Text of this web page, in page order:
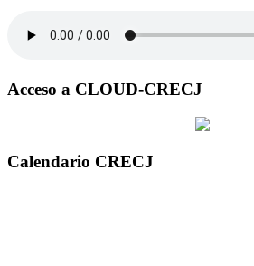
Acceso a CLOUD-CRECJ
Calendario CRECJ